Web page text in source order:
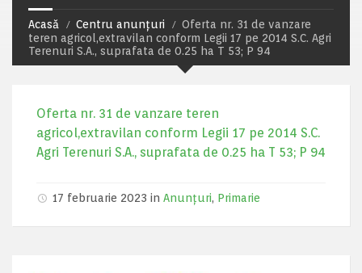
Acasă Centru anunțuri
Oferta nr. 31 de vanzare
teren agricol,extravilan conform Legii 17 pe 2014 S.C. Agri
Terenuri S.A., suprafata de 0.25 ha T 53; P 94
Oferta nr. 31 de vanzare teren
agricol,extravilan conform Legii 17 pe 2014 S.C.
Agri Terenuri S.A., suprafata de 0.25 ha T 53; P 94
17 februarie 2023 in Anunțuri, Primarie